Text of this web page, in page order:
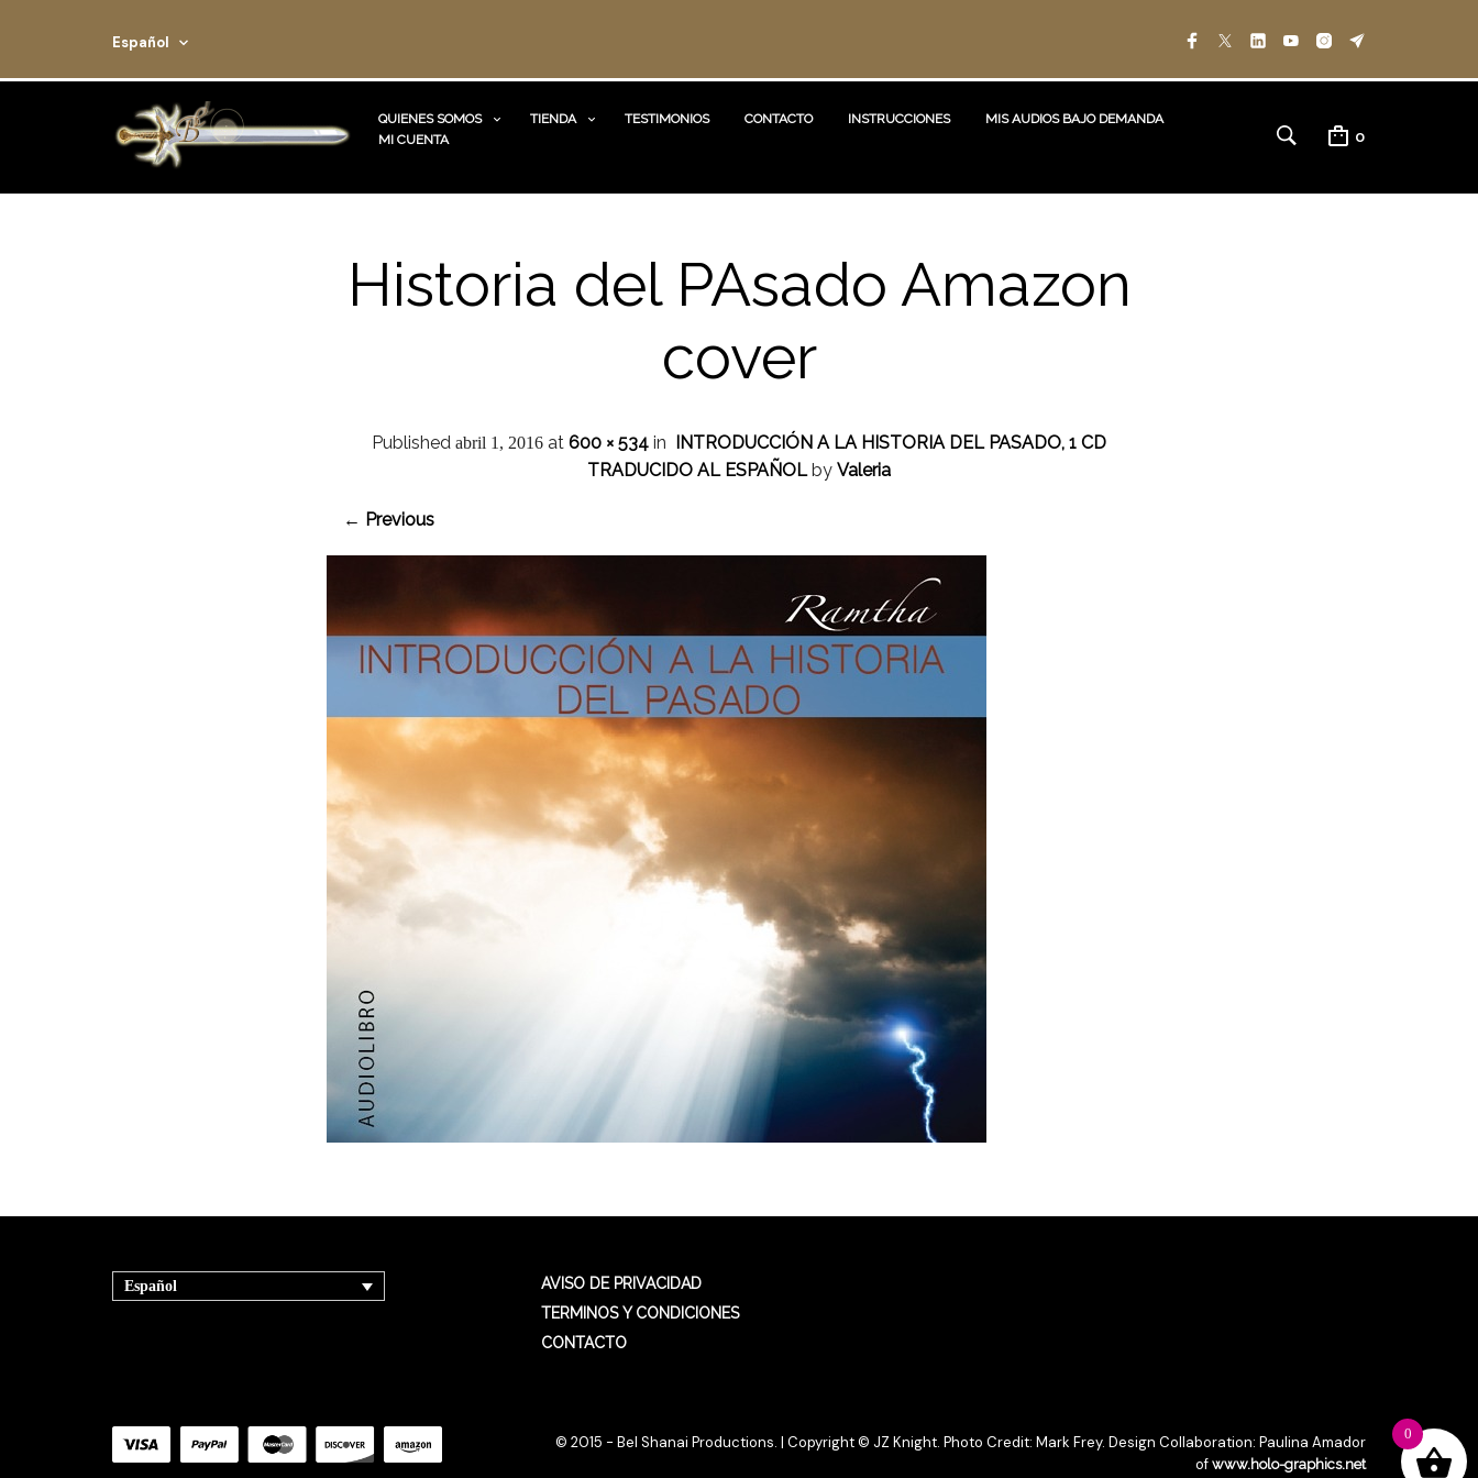
Español
QUIENES SOMOS TIENDA TESTIMONIOS CONTACTO INSTRUCCIONES
MIS AUDIOS BAJO DEMANDA
MI CUENTA
0
Historia del PAsado Amazon
cover
Published abril 1, 2016 at 600 × 534 in INTRODUCCIÓN A LA HISTORIA DEL PASADO, 1 CD
TRADUCIDO AL ESPAÑOLby Valeria
← Previous
Español
AVISO DE PRIVACIDAD
TERMINOS Y CONDICIONES
CONTACTO
© 2015 - Bel Shanai Productions. | Copyright © JZ Knight. Photo Credit: Mark Frey. Design Collaboration: Paulina Amador
of www.holo-graphics.net
0